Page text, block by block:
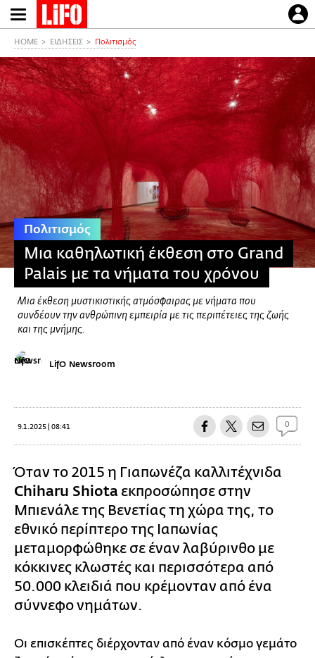
Παράκαμψη
προς
κυρίως
περιεχόμενο
HOME ΕΙΔΗΣΕΙΣ Πολιτισμός
Πολιτισμός
Μια καθηλωτική έκθεση στο Grand
Palais με τα νήματα του χρόνου
Μια έκθεση μυστικιστικής ατμόσφαιρας με νήματα που
συνδέουν την ανθρώπινη εμπειρία με τις περιπέτειες της ζωής
και της μνήμης.
LifO Newsroom
9.1.2025 | 08:41 0
Όταν το 2015 η Γιαπωνέζα καλλιτέχνιδα
Chiharu Shiota εκπροσώπησε στην
Μπιενάλε της Βενετίας τη χώρα της, το
εθνικό περίπτερο της Ιαπωνίας
μεταμορφώθηκε σε έναν λαβύρινθο με
κόκκινες κλωστές και περισσότερα από
50.000 κλειδιά που κρέμονταν από ένα
σύννεφο νημάτων.
Οι επισκέπτες διέρχονταν από έναν κόσμο γεμάτο